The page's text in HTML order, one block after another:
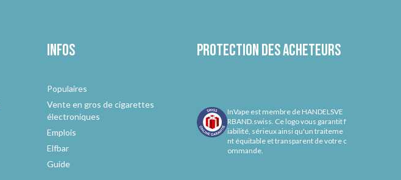
Infos
Populaires
Vente en gros de cigarettes
électroniques
Emplois
Elfbar
Guide
Protection des acheteurs
InVape est membre de HANDELSVE
RBAND.swiss. Ce logo vous garantit f
iabilité, sérieux ainsi qu'un traiteme
nt équitable et transparent de votre c
ommande.